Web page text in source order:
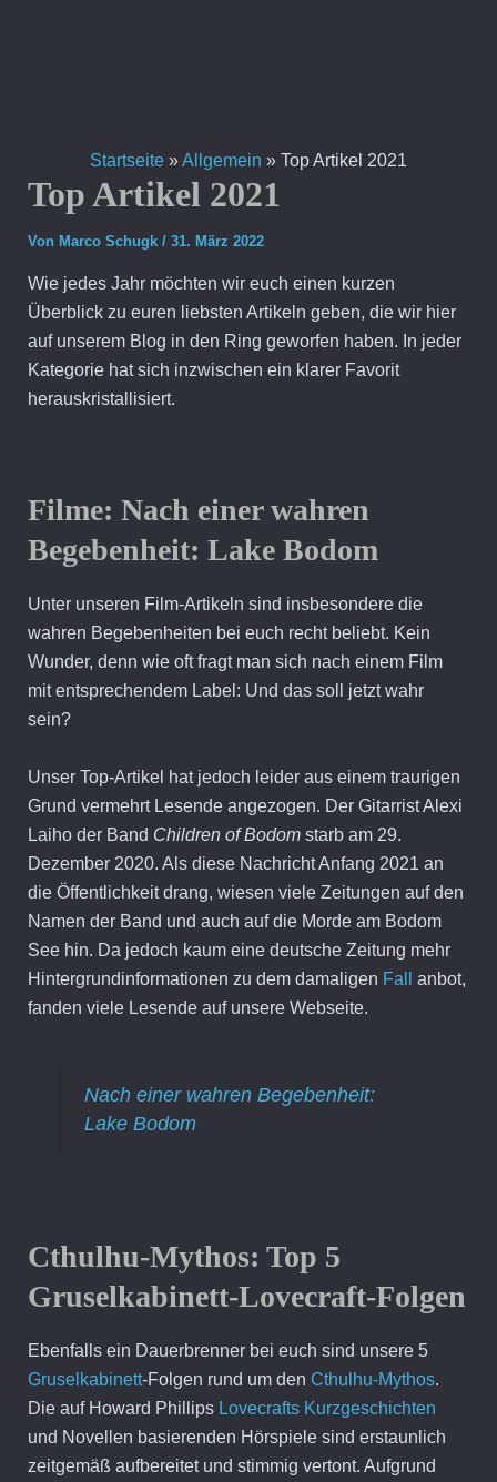
Startseite »Allgemein » Top Artikel 2021
Top Artikel 2021
Von Marco Schugk / 31. März 2022
Wie jedes Jahr möchten wir euch einen kurzen
Überblick zu euren liebsten Artikeln geben, die wir hier
auf unserem Blog in den Ring geworfen haben. In jeder
Kategorie hat sich inzwischen ein klarer Favorit
herauskristallisiert.
Filme: Nach einer wahren
Begebenheit: Lake Bodom
Unter unseren Film-Artikeln sind insbesondere die
wahren Begebenheiten bei euch recht beliebt. Kein
Wunder, denn wie oft fragt man sich nach einem Film
mit entsprechendem Label: Und das soll jetzt wahr
sein?
Unser Top-Artikel hat jedoch leider aus einem traurigen
Grund vermehrt Lesende angezogen. Der Gitarrist Alexi
Laiho der Band Children of Bodomstarb am 29.
Dezember 2020. Als diese Nachricht Anfang 2021 an
die Öffentlichkeit drang, wiesen viele Zeitungen auf den
Namen der Band und auch auf die Morde am Bodom
See hin. Da jedoch kaum eine deutsche Zeitung mehr
Hintergrundinformationen zu dem damaligen Fall
anbot,
fanden viele Lesende auf unsere Webseite.
Nach einer wahren Begebenheit:
Lake Bodom
Cthulhu-Mythos: Top 5
Gruselkabinett-Lovecraft-Folgen
Ebenfalls ein Dauerbrenner bei euch sind unsere 5
Gruselkabinett-Folgen rund um den Cthulhu-Mythos.
Die auf Howard Phillips Lovecrafts Kurzgeschichten
und Novellen basierenden Hörspiele sind erstaunlich
zeitgemäß aufbereitet und stimmig vertont. Aufgrund